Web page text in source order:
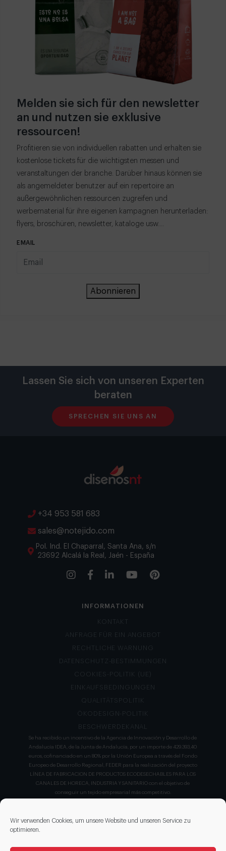
Wir verwenden Cookies, um unsere Website und unseren Service zu
optimieren.
Melden sie sich für den newsletter
an und nutzen sie exklusive
ressourcen!
Profitieren sie von individuellen rabatten und erhalten sie
kostenlose tickets für die wichtigsten messen und
veranstaltungen der branche. Darüber hinaus können sie
als angemeldeter benutzer auf ein repertoire an
außergewöhnlichen ressourcen zugreifen und
werbematerial für ihre eigenen kampagnen herunterladen:
flyers, broschüren, newsletter, kataloge usw....
EMAIL
Abonnieren
Lassen Sie sich von unseren Experten
beraten
SPRECHEN SIE UNS AN
+34 953 581 683
sales@notejido.com
Pol. Ind. El Chaparral, Santa Ana, s/n
23692 Alcalá la Real, Jaén - España
INFORMATIONEN
KONTAKT
ANFRAGE FÜR EIN ANGEBOT
RECHTLICHE WARNUNG
DATENSCHUTZ-BESTIMMUNGEN
COOKIES-POLITIK (UE)
EINKAUFSBEDINGUNGEN
QUALITÄTSPOLITIK
ÖKODESIGN-POLITIK
BESCHWERDEKANAL
Se ha recibido un incentivo de la Agencia de Innovación y Desarrollo de
Andalucía IDEA, de la Junta de Andalucía, por un importe de 429.393,40
euros, cofinanciado en un 80% por la Unión Europea a través del Fondo
Europeo de Desarrollo Regional, FEDER para la realización del proyecto
LÍNEA DE FABRICACION DE PRODUCTOS ECODESECHABLES PARA LOS
CANALES DE HORECA, INDUSTRIA Y SANITARIO con el objetivo de
conseguir un tejido empresarial más competitivo.